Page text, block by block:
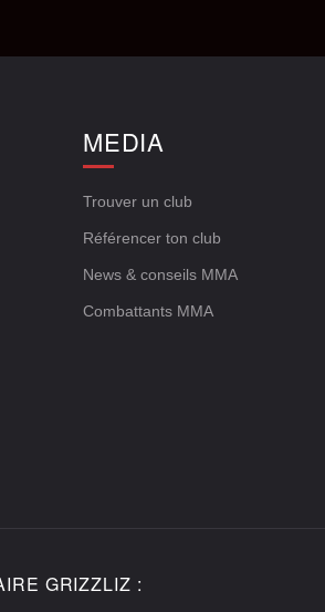
MEDIA
Trouver un club
Référencer ton club
News & conseils MMA
Combattants MMA
GRIZZLIZ :